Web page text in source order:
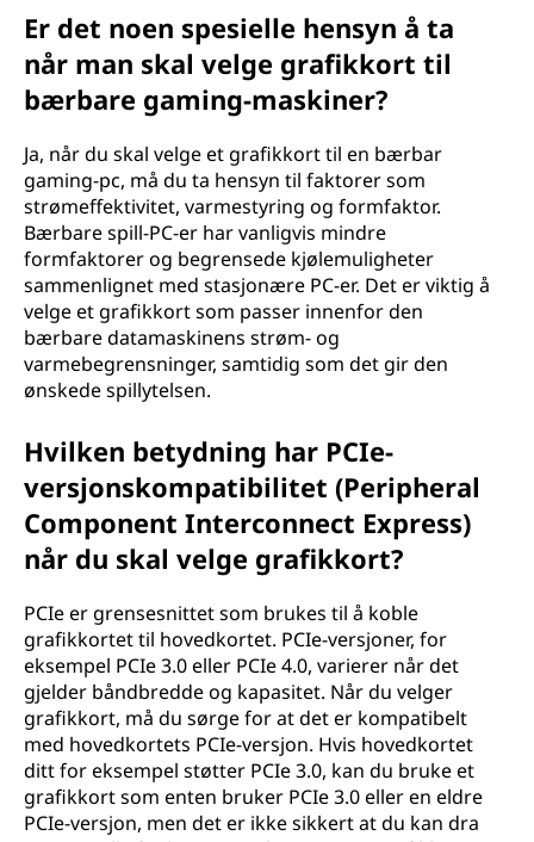
Er det noen spesielle hensyn å ta
når man skal velge grafikkort til
bærbare gaming-maskiner?
Ja, når du skal velge et grafikkort til en bærbar
gaming-pc, må du ta hensyn til faktorer som
strømeffektivitet, varmestyring og formfaktor.
Bærbare spill-PC-er har vanligvis mindre
formfaktorer og begrensede kjølemuligheter
sammenlignet med stasjonære PC-er. Det er viktig å
velge et grafikkort som passer innenfor den
bærbare datamaskinens strøm- og
varmebegrensninger, samtidig som det gir den
ønskede spillytelsen.
Hvilken betydning har PCIe-
versjonskompatibilitet (Peripheral
Component Interconnect Express)
når du skal velge grafikkort?
PCIe er grensesnittet som brukes til å koble
grafikkortet til hovedkortet. PCIe-versjoner, for
eksempel PCIe 3.0 eller PCIe 4.0, varierer når det
gjelder båndbredde og kapasitet. Når du velger
grafikkort, må du sørge for at det er kompatibelt
med hovedkortets PCIe-versjon. Hvis hovedkortet
ditt for eksempel støtter PCIe 3.0, kan du bruke et
grafikkort som enten bruker PCIe 3.0 eller en eldre
PCIe-versjon, men det er ikke sikkert at du kan dra